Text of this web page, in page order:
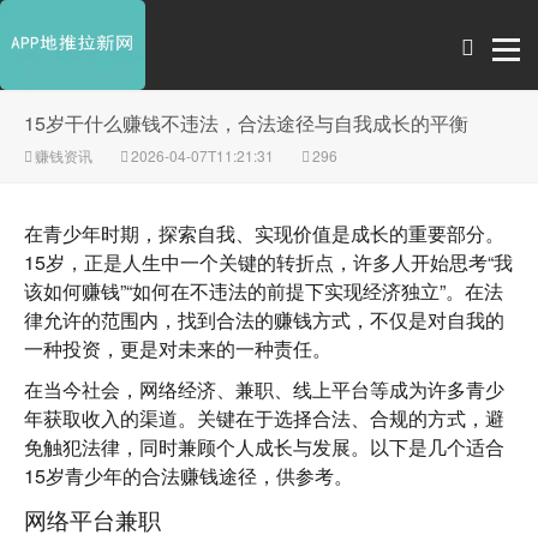
15岁干什么赚钱不违法，合法途径与自我成长的平衡
赚钱资讯 2026-04-07T11:21:31 296
在青少年时期，探索自我、实现价值是成长的重要部分。
15岁，正是人生中一个关键的转折点，许多人开始思考“我
该如何赚钱”“如何在不违法的前提下实现经济独立”。在法
律允许的范围内，找到合法的赚钱方式，不仅是对自我的
一种投资，更是对未来的一种责任。
在当今社会，网络经济、兼职、线上平台等成为许多青少
年获取收入的渠道。关键在于选择合法、合规的方式，避
免触犯法律，同时兼顾个人成长与发展。以下是几个适合
15岁青少年的合法赚钱途径，供参考。
网络平台兼职